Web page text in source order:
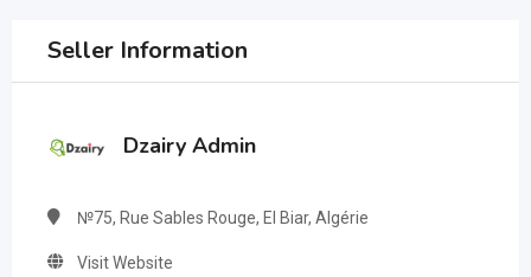
Seller Information
Dzairy Admin
№75, Rue Sables Rouge, El Biar, Algérie
Visit Website